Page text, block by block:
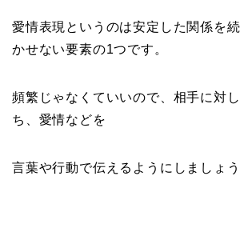
愛情表現というのは安定した関係を
かせない要素の1つです。
頻繁じゃなくていいので、相手に対
ち、愛情などを
言葉や行動で伝えるようにしましょう